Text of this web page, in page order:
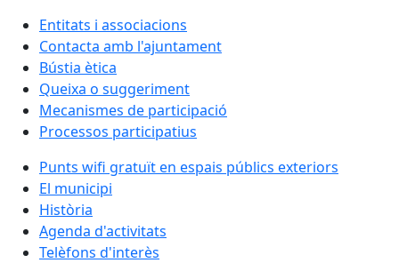
Entitats i associacions
Contacta amb l'ajuntament
Bústia ètica
Queixa o suggeriment
Mecanismes de participació
Processos participatius
Punts wifi gratuït en espais públics exteriors
El municipi
Història
Agenda d'activitats
Telèfons d'interès